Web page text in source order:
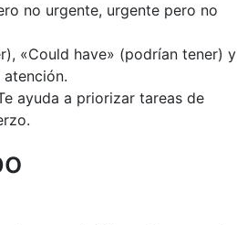
no urgente, urgente pero no
«Could have» (podrían tener) y
ayuda a priorizar tareas de